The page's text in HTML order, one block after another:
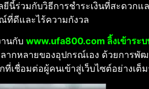
ยีนี้ร่วมกับวิธีการชำระเงินที่สะดวกแ
ที่ดีและไร้ความกังวล
านกับ www.ufa800.com ลิ้งเข้าระบ
ากหลายของอุปกรณ์เอง ด้วยการ
ที่เชื่อมต่อผู้คนเข้าสู่เว็บไซต์อย่างเต็